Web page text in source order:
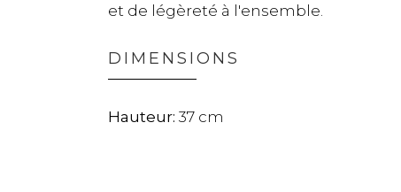
et de légèreté à l'ensemble.
DIMENSIONS
37